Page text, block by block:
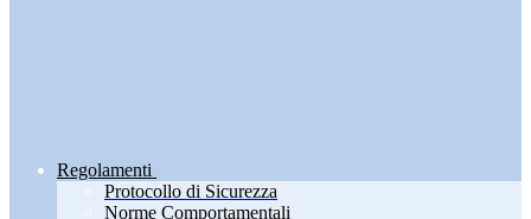
Regolamenti
Protocollo di Sicurezza
Norme Comportamentali